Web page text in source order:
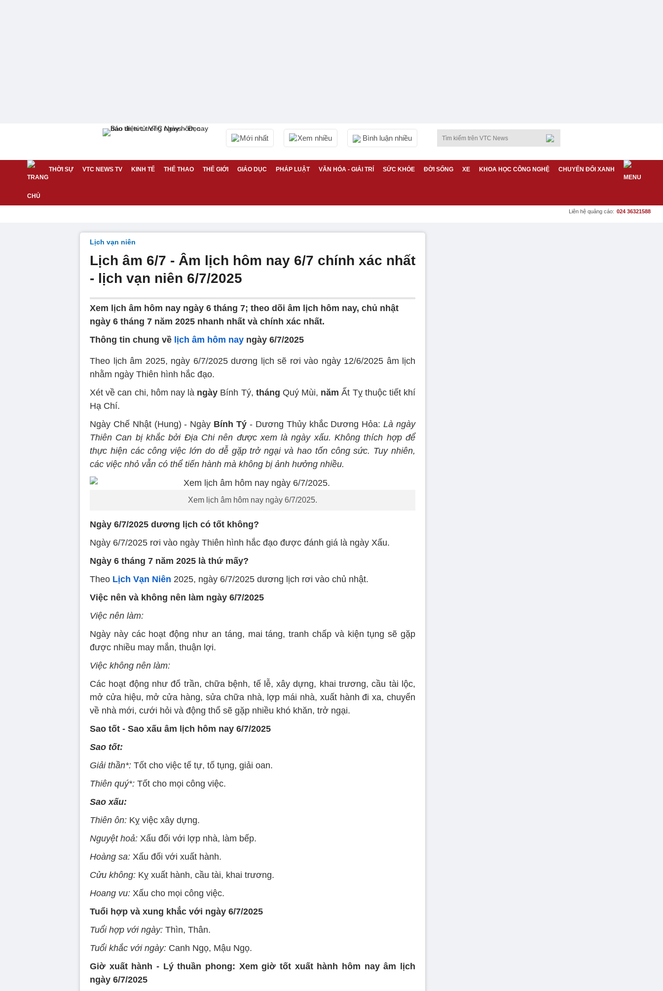
Mới nhất Xem nhiều Bình luận nhiều
THỜI SỰ VTC NEWS TV KINH TẾ THỂ THAO THẾ GIỚI GIÁO DỤC PHÁP LUẬT VĂN HÓA - GIẢI TRÍ SỨC KHỎE ĐỜI SỐNG XE KHOA HỌC CÔNG NGHỆ CHUYỂN ĐỔI XANH
Liên hệ quảng cáo: 024 36321588
Lịch vạn niên
Lịch âm 6/7 - Âm lịch hôm nay 6/7 chính xác nhất
- lịch vạn niên 6/7/2025
Xem lịch âm hôm nay ngày 6 tháng 7; theo dõi âm lịch hôm nay, chủ nhật
ngày 6 tháng 7 năm 2025 nhanh nhất và chính xác nhất.
Thông tin chung về lịch âm hôm nay ngày 6/7/2025
Theo lịch âm 2025, ngày 6/7/2025 dương lịch sẽ rơi vào ngày 12/6/2025 âm lịch
nhằm ngày Thiên hình hắc đạo.
Xét về can chi, hôm nay là ngày Bính Tý, tháng Quý Mùi, năm Ất Tỵ thuộc tiết khí
Hạ Chí.
Ngày Chế Nhật (Hung) - Ngày Bính Tý - Dương Thủy khắc Dương Hỏa:Là ngày
Thiên Can bị khắc bởi Địa Chi nên được xem là ngày xấu. Không thích hợp để
thực hiện các công việc lớn do dễ gặp trở ngại và hao tốn công sức. Tuy nhiên,
các việc nhỏ vẫn có thể tiến hành mà không bị ảnh hưởng nhiều.
Xem lịch âm hôm nay ngày 6/7/2025.
Ngày 6/7/2025 dương lịch có tốt không?
Ngày 6/7/2025 rơi vào ngày Thiên hình hắc đạo được đánh giá là ngày Xấu.
Ngày 6 tháng 7 năm 2025 là thứ mấy?
Theo Lịch Vạn Niên 2025, ngày 6/7/2025 dương lịch rơi vào chủ nhật.
Việc nên và không nên làm ngày 6/7/2025
Việc nên làm:
Ngày này các hoạt động như an táng, mai táng, tranh chấp và kiện tụng sẽ gặp
được nhiều may mắn, thuận lợi.
Việc không nên làm:
Các hoạt động như đổ trần, chữa bệnh, tế lễ, xây dựng, khai trương, cầu tài lộc,
mở cửa hiệu, mở cửa hàng, sửa chữa nhà, lợp mái nhà, xuất hành đi xa, chuyển
về nhà mới, cưới hỏi và động thổ sẽ gặp nhiều khó khăn, trở ngại.
Sao tốt - Sao xấu âm lịch hôm nay 6/7/2025
Sao tốt:
Giải thần*: Tốt cho việc tế tự, tố tụng, giải oan.
Thiên quý*: Tốt cho mọi công việc.
Sao xấu:
Thiên ôn: Kỵ việc xây dựng.
Nguyệt hoả: Xấu đối với lợp nhà, làm bếp.
Hoàng sa: Xấu đối với xuất hành.
Cửu không: Kỵ xuất hành, cầu tài, khai trương.
Hoang vu: Xấu cho mọi công việc.
Tuổi hợp và xung khắc với ngày 6/7/2025
Tuổi hợp với ngày: Thìn, Thân.
Tuổi khắc với ngày: Canh Ngọ, Mậu Ngọ.
Giờ xuất hành - Lý thuần phong: Xem giờ tốt xuất hành hôm nay âm lịch
ngày 6/7/2025